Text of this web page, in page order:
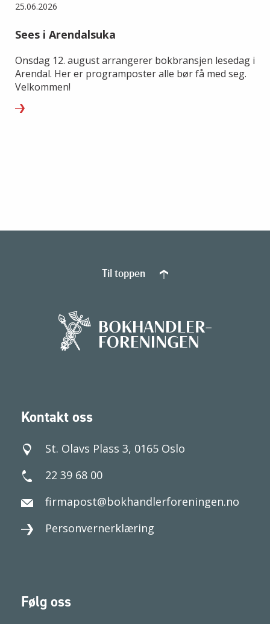
25.06.2026
Sees i Arendalsuka
Onsdag 12. august arrangerer bokbransjen lesedag i
Arendal. Her er programposter alle bør få med seg.
Velkommen!
Kontakt oss
St. Olavs Plass 3, 0165 Oslo
22 39 68 00
firmapost@bokhandlerforeningen.no
Personvernerklæring
Følg oss
Til toppen